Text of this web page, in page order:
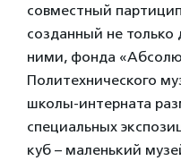
совместный
созданный не только
ними, фонда
Политехнического
школы-интерната
специальных
куб – маленький